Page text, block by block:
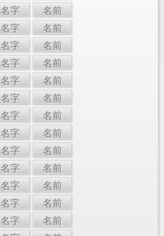
名字 名前
名字 名前
名字 名前
名字 名前
名字 名前
名字 名前
名字 名前
名字 名前
名字 名前
名字 名前
名字 名前
名字 名前
名字 名前